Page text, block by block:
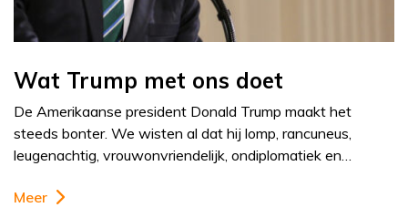
Wat Trump met ons doet
De Amerikaanse president Donald Trump maakt het
steeds bonter. We wisten al dat hij lomp, rancuneus,
leugenachtig, vrouwonvriendelijk, ondiplomatiek en…
Meer